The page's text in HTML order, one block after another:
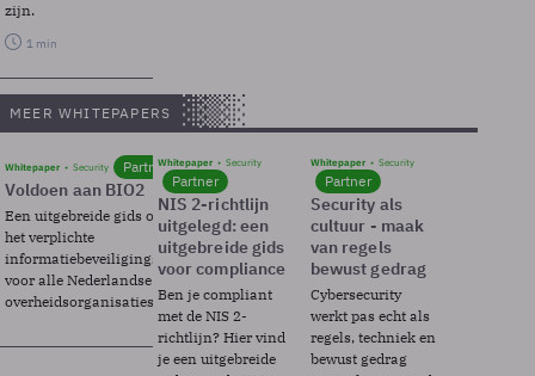
zijn.
1 min
MEER WHITEPAPERS
Whitepaper Security Partner
Voldoen aan BIO2
Een uitgebreide gids over BIO2,
het verplichte
informatiebeveiligingsframework
voor alle Nederlandse
overheidsorganisaties.
Whitepaper Security
Partner
NIS 2-richtlijn
uitgelegd: een
uitgebreide gids
voor compliance
Ben je compliant
met de NIS 2-
richtlijn? Hier vind
je een uitgebreide
Whitepaper Security
Partner
Security als
cultuur - maak
van regels
bewust gedrag
Cybersecurity
werkt pas echt als
regels, techniek en
bewust gedrag